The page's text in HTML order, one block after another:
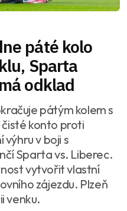
páté kolo
Sparta
odklad
pátým kolem s
čisté konto proti
výhru v boji s
Sparta vs. Liberec.
vytvořit vlastní
zájezdu. Plzeň
venku.